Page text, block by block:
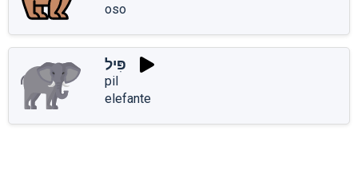
oso
פִּיל
pil
elefante